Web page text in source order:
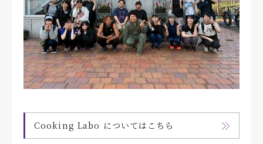
Cooking Labo についてはこちら